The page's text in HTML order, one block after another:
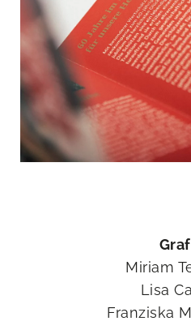
Miriam
Lisa
Franziska